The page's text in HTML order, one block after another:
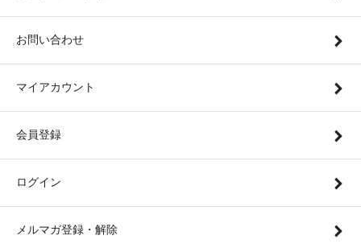
お問い合わせ
マイアカウント
会員登録
ログイン
メルマガ登録・解除